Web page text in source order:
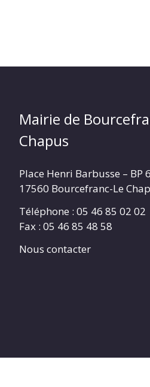
Mairie de
Chapus
Place Henri Barbusse – BP
17560 Bourcefranc-Le
Téléphone : 05 46 85 02 02
Fax : 05 46 85 48 58
Nous contacter